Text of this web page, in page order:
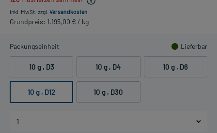
inkl. MwSt. zzgl. Versandkosten
Grundpreis: 1.195,00 € / kg
Packungseinheit Lieferbar
10 g , D3 10 g , D4 10 g , D6
10 g , D12 10 g , D30